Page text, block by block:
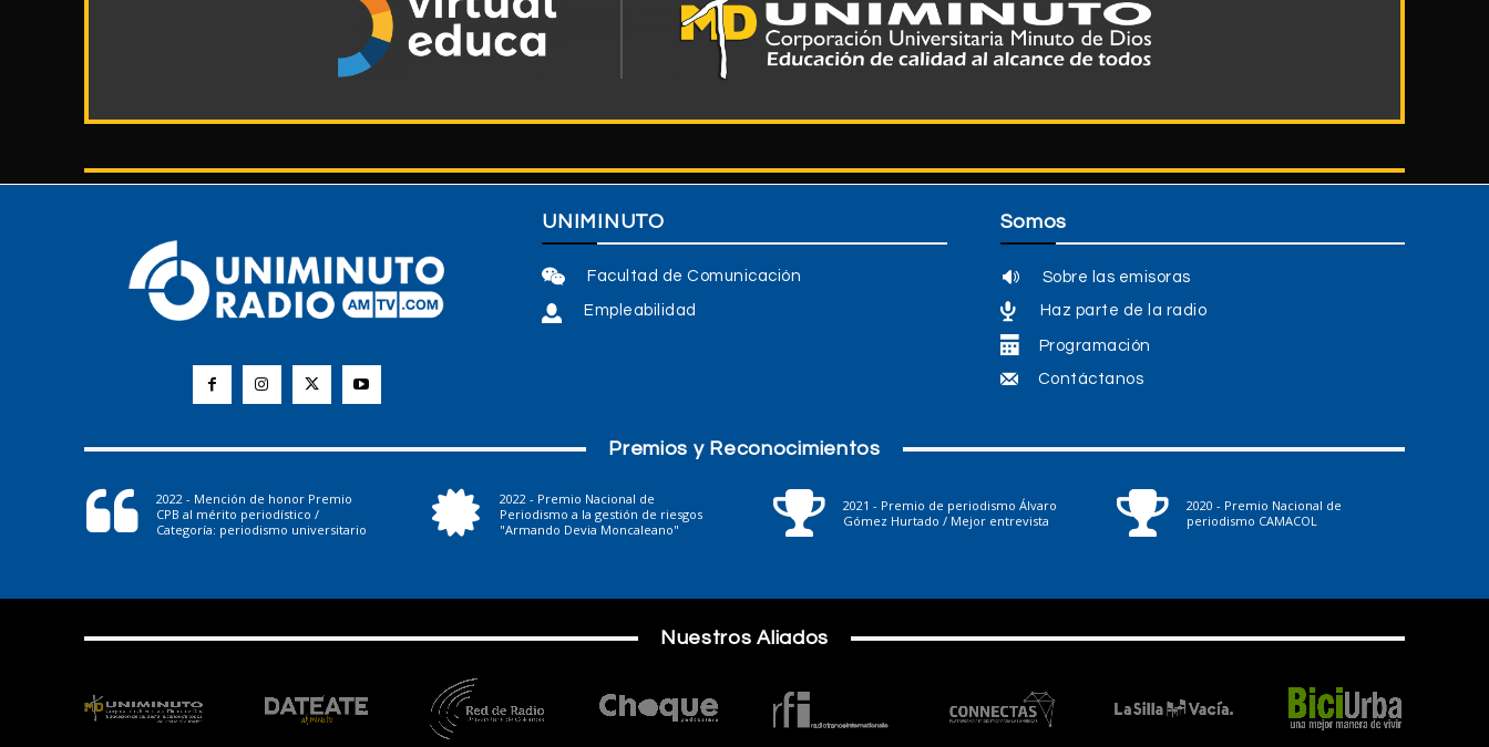
UNIMINUTO
Facultad de Comunicación
Empleabilidad
Somos
Sobre las emisoras
Haz parte de la radio
Programación
Contáctanos
Premios y Reconocimientos
2022 - Mención de honor Premio
CPB al mérito periodístico /
Categoría: periodismo universitario
2022 - Premio Nacional de
Periodismo a la gestión de riesgos
"Armando Devia Moncaleano"
2021 - Premio de periodismo Álvaro
Gómez Hurtado / Mejor entrevista
2020 - Premio Nacional de
periodismo CAMACOL
Nuestros Aliados